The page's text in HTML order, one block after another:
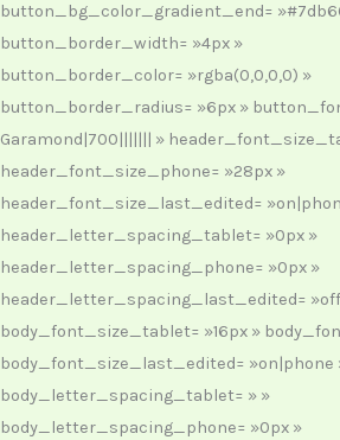
button_bg_color_gradient_end=
button_border_width= »4px »
button_border_color= »rgba(0,0,0,0) »
button_border_radius= »6px »
Garamond|700||||||| »
header_font_size_phone= »28px »
header_font_size_last_edited=
header_letter_spacing_tablet= »0px »
header_letter_spacing_phone= »0px »
header_letter_spacing_last_edited=
body_font_size_tablet= »16px »
body_font_size_last_edited= »on|phone
body_letter_spacing_tablet= » »
body_letter_spacing_phone= »0px »